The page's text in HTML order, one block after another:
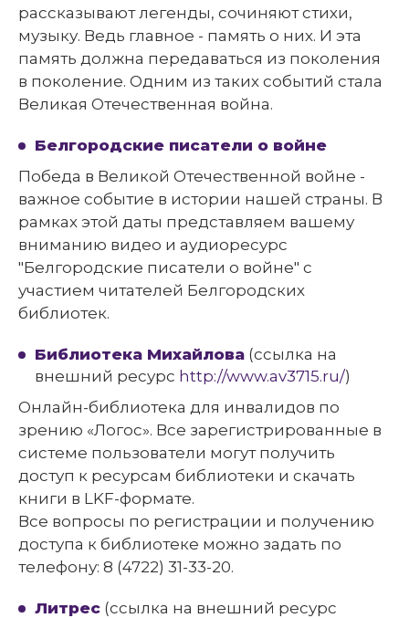
рассказывают легенды, сочиняют стихи,
музыку. Ведь главное - память о них. И эта
память должна передаваться из поколения
в поколение. Одним из таких событий стала
Великая Отечественная война.
Белгородские писатели о войне
Победа в Великой Отечественной войне -
важное событие в истории нашей страны. В
рамках этой даты представляем вашему
вниманию видео и аудиоресурс
"Белгородские писатели о войне" с
участием читателей Белгородских
библиотек.
Библиотека Михайлова (ссылка на
внешний ресурс http://www.av3715.ru/)
Онлайн-библиотека для инвалидов по
зрению «Логос». Все зарегистрированные в
системе пользователи могут получить
доступ к ресурсам библиотеки и скачать
книги в LKF-формате.
Все вопросы по регистрации и получению
доступа к библиотеке можно задать по
телефону: 8 (4722) 31-33-20.
Литрес (ссылка на внешний ресурс